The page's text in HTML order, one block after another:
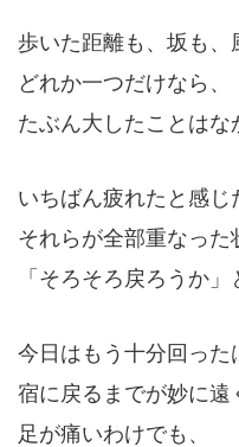
歩いた距離も、坂も、
どれか一つだけなら、
たぶん大したことはな
いちばん疲れたと感じ
それらが全部重なった
「そろそろ戻ろうか
今日はもう十分回った
宿に戻るまでが妙に遠
足が痛いわけでも、